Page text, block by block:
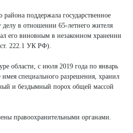
района поддержала государственное
в отношении 65-летнего жителя
его виновным в незаконном хранении
222.1 УК РФ).
области, с июля 2019 года по январь
специального разрешения, хранил
и бездымный порох общей массой
правоохранительными органами.